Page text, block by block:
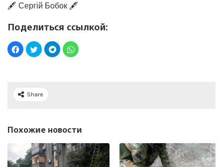
🖋️ Сергій Бобок 🖋️
Поделиться ссылкой:
Share
Похожие новости